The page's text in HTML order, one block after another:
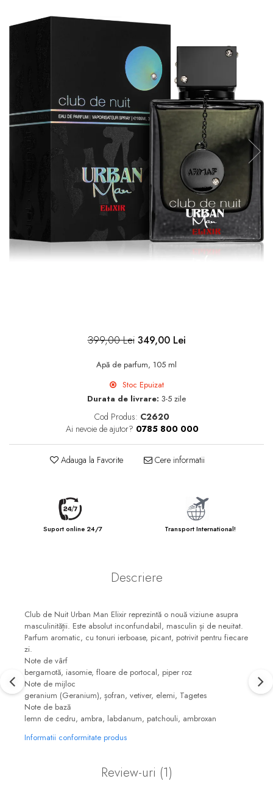
399,00 Lei 349,00 Lei
Apă de parfum, 105 ml
Stoc Epuizat
Durata de livrare: 3-5 zile
Cod Produs: C2620
Ai nevoie de ajutor? 0785 800 000
Adauga la Favorite Cere informatii
Suport online 24/7 Transport International!
Descriere
Club de Nuit Urban Man Elixir reprezintă o nouă viziune asupra
masculinității. Este absolut inconfundabil, masculin și de neuitat.
Parfum aromatic, cu tonuri ierboase, picant, potrivit pentru fiecare
zi.
Note de vârf
bergamotă, iasomie, floare de portocal, piper roz
Note de mijloc
geranium (Geranium), șofran, vetiver, elemi, Tagetes
Note de bază
lemn de cedru, ambra, labdanum, patchouli, ambroxan
Informatii conformitate produs
Review-uri (1)